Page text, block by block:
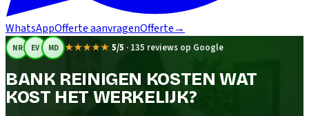
WhatsAppOfferte aanvragenOfferte→
NR EV MD ★★★★★ 5/5 · 135 reviews op Google
BANK REINIGEN KOSTEN WAT
KOST HET WERKELIJK?